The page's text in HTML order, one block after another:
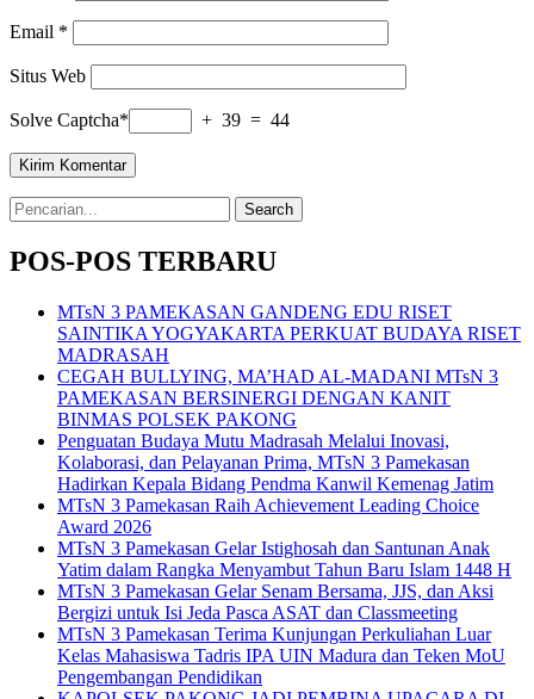
Email *
Situs Web
Solve Captcha* + 39 = 44
Search
for:
POS-POS TERBARU
MTsN 3 PAMEKASAN GANDENG EDU RISET
SAINTIKA YOGYAKARTA PERKUAT BUDAYA RISET
MADRASAH
CEGAH BULLYING, MA’HAD AL-MADANI MTsN 3
PAMEKASAN BERSINERGI DENGAN KANIT
BINMAS POLSEK PAKONG
Penguatan Budaya Mutu Madrasah Melalui Inovasi,
Kolaborasi, dan Pelayanan Prima, MTsN 3 Pamekasan
Hadirkan Kepala Bidang Pendma Kanwil Kemenag Jatim
MTsN 3 Pamekasan Raih Achievement Leading Choice
Award 2026
MTsN 3 Pamekasan Gelar Istighosah dan Santunan Anak
Yatim dalam Rangka Menyambut Tahun Baru Islam 1448 H
MTsN 3 Pamekasan Gelar Senam Bersama, JJS, dan Aksi
Bergizi untuk Isi Jeda Pasca ASAT dan Classmeeting
MTsN 3 Pamekasan Terima Kunjungan Perkuliahan Luar
Kelas Mahasiswa Tadris IPA UIN Madura dan Teken MoU
Pengembangan Pendidikan